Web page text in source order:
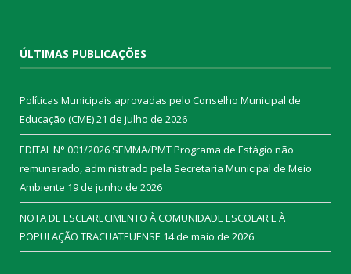
ÚLTIMAS PUBLICAÇÕES
Políticas Municipais aprovadas pelo Conselho Municipal de
Educação (CME)21 de julho de 2026
EDITAL N° 001/2026 SEMMA/PMT Programa de Estágio não
remunerado, administrado pela Secretaria Municipal de Meio
Ambiente 19 de junho de 2026
NOTA DE ESCLARECIMENTO À COMUNIDADE ESCOLAR E À
POPULAÇÃO TRACUATEUENSE 14 de maio de 2026